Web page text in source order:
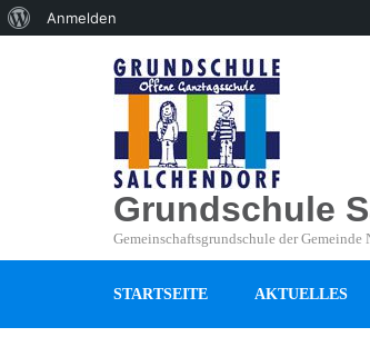
Über
Anmelden
Grundschule
Gemeinschaftsgrundschule der Gemeinde
STARTSEITE AKTUELLES